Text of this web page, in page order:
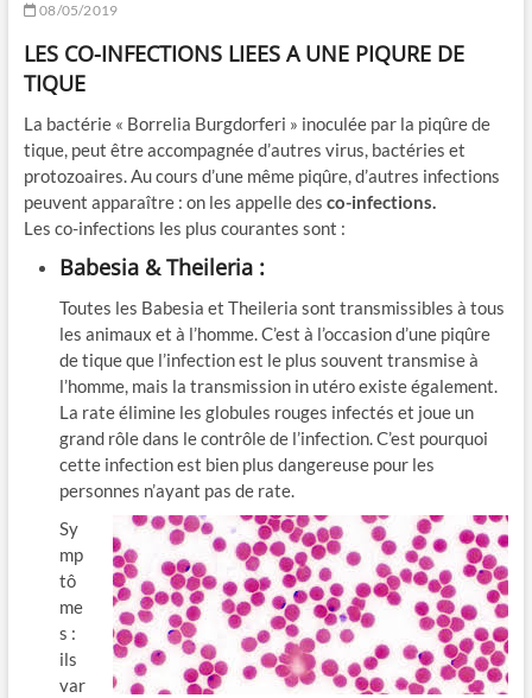
08/05/2019
LES CO-INFECTIONS LIEES A UNE PIQURE DE
TIQUE
La bactérie « Borrelia Burgdorferi » inoculée par la piqûre de
tique, peut être accompagnée d’autres virus, bactéries et
protozoaires. Au cours d’une même piqûre, d’autres infections
peuvent apparaître : on les appelle des co-infections.
Les co-infections les plus courantes sont :
Babesia & Theileria :
Toutes les Babesia et Theileria sont transmissibles à tous
les animaux et à l’homme. C’est à l’occasion d’une piqûre
de tique que l’infection est le plus souvent transmise à
l’homme, mais la transmission in utéro existe également.
La rate élimine les globules rouges infectés et joue un
grand rôle dans le contrôle de l’infection. C’est pourquoi
cette infection est bien plus dangereuse pour les
personnes n’ayant pas de rate.
Sy
mp
tô
me
s :
ils
var